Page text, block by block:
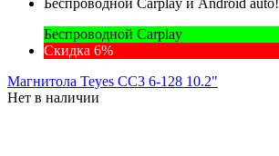
Беспроводной Carplay
Скидка 6%
Магнитола Teyes CC3 6-128 10.2"
Нет в наличии